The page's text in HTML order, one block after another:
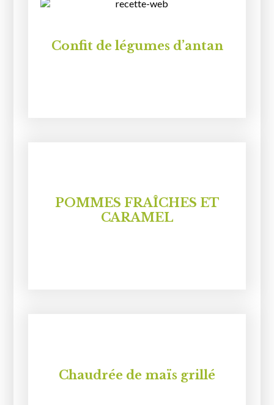
Confit de légumes d’antan
POMMES FRAÎCHES ET
CARAMEL
Chaudrée de maïs grillé